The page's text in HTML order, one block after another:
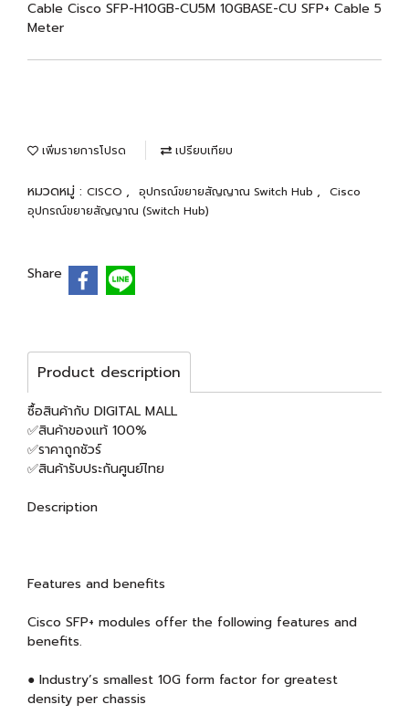
Cable Cisco SFP-H10GB-CU5M 10GBASE-CU SFP+ Cable 5
Meter
เพิ่มรายการโปรด เปรียบเทียบ
หมวดหมู่ : CISCO , อุปกรณ์ขยายสัญญาณ Switch Hub ,
Cisco
อุปกรณ์ขยายสัญญาณ (Switch Hub)
Share
Product description
ซื้อสินค้ากับ DIGITAL MALL
✅สินค้าของแท้ 100%
✅ราคาถูกชัวร์
✅สินค้ารับประกันศูนย์ไทย
Description
Features and benefits
Cisco SFP+ modules offer the following features and
benefits.
● Industry’s smallest 10G form factor for greatest
density per chassis